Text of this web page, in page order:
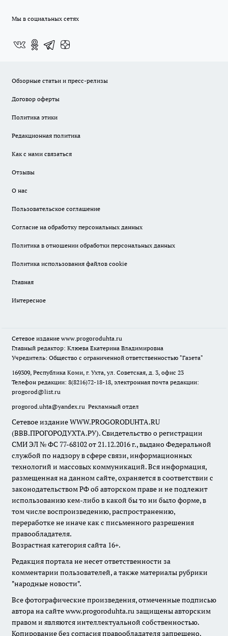
Мы в социальных сетях
Обзорные статьи и пресс-релизы
Договор оферты
Политика этики
Редакционная политика
Как с нами связаться
Отзывы
О нас
Пользовательское соглашение
Согласие на обработку персональных данных
Политика в отношении обработки персональных данных
Политика использования файлов cookie
Главная
Интересное
Сетевое издание www.progoroduhta.ru
Главный редактор: Клюева Екатерина Владимировна
Учредитель: Общество с ограниченной ответственностью "Газета"
169309, Республика Коми, г. Ухта, ул. Советская, д. 3, офис 23
Телефон редакции: 8(8216)72-18-18, электронная почта редакции:
progorod@list.ru
progorod.uhta@yandex.ru Рекламный отдел
Сетевое издание WWW.PROGORODUHTA.RU
(ВВВ.ПРОГОРОДУХТА.РУ). Свидетельство о регистрации
СМИ ЭЛ № ФС 77-68102 от 21.12.2016 г., выдано Федеральной
службой по надзору в сфере связи, информационных
технологий и массовых коммуникаций. Вся информация,
размещенная на данном сайте, охраняется в соответствии с
законодательством РФ об авторском праве и не подлежит
использованию кем-либо в какой бы то ни было форме, в
том числе воспроизведению, распространению,
переработке не иначе как с письменного разрешения
правообладателя.
Возрастная категория сайта 16+.
Редакция портала не несет ответственности за
комментарии пользователей, а также материалы рубрики
"народные новости".
Все фотографические произведения, отмеченные подписью
автора на сайте www.progoroduhta.ru защищены авторским
правом и являются интеллектуальной собственностью.
Копирование без согласия правообладателя запрещено.